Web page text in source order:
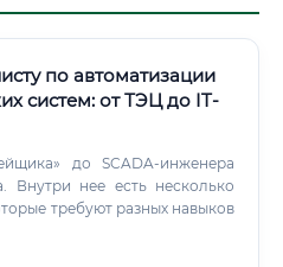
по автоматизации
систем: от ТЭЦ до IT-
до SCADA-инженера
Внутри нее есть несколько
требуют разных навыков